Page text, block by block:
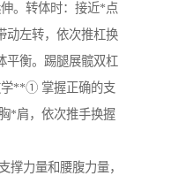
。转体时：接近*点
动左转，依次推杠换
平衡。踢腿展髋双杠
学**① 掌握正确的支
*肩，依次推手换握
力量和腰腹力量，